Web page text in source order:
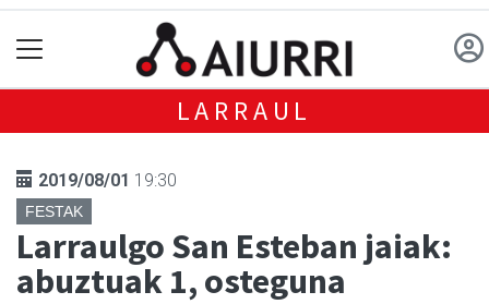
LARRAUL
2019/08/01 19:30
FESTAK
Larraulgo San Esteban jaiak:
abuztuak 1, osteguna